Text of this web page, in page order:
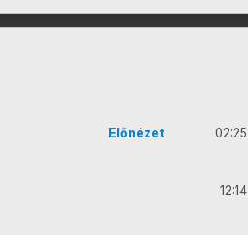
Előnézet 02:25
12:14